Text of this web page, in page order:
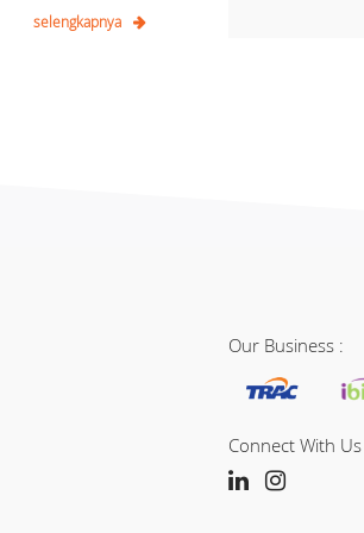
selengkapnya
Our Business :
Connect With